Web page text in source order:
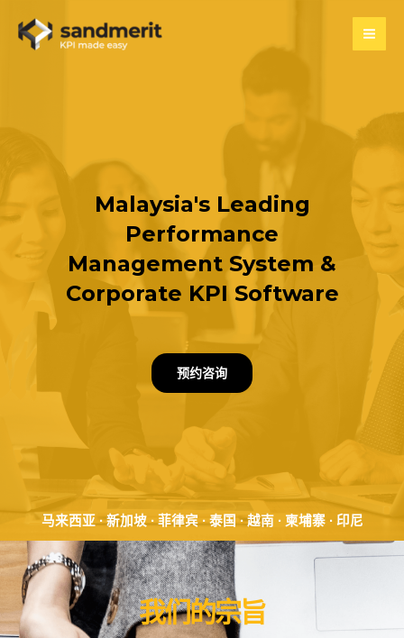
Malaysia's Leading
Performance
Management System &
Corporate KPI Software
预约咨询
马来西亚 ∙ 新加坡 ∙ 菲律宾 ∙ 泰国 ∙ 越南 ∙ 柬埔寨 ∙ 印尼
我们的宗旨